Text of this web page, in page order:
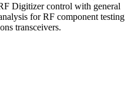
Digitizer control with general
for RF component testing
transceivers.